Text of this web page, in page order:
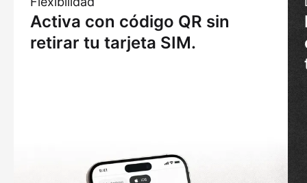
Activa con código QR sin
retirar tu tarjeta SIM.